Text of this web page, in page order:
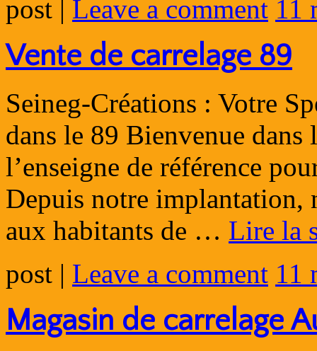
post | Leave a comment 11
Vente de carrelage 89
Seineg-Créations : Votre
dans le 89 Bienvenue dans
l’enseigne de référence
Depuis notre implantation,
aux habitants de … Lire la
post | Leave a comment 11
Magasin de carrelage